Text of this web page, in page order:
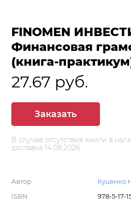
FINOMEN
Финансовая
(книга-
27.67 руб.
Заказать
В случае отсутствия книги в
доставка 14.08.2026
Автор
Куценко
ISBN
978-5-17-